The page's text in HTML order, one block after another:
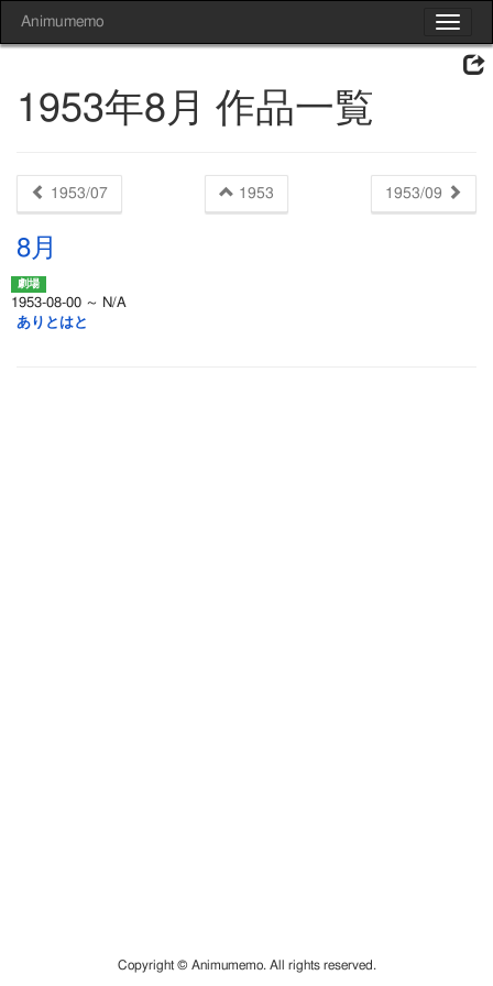
Toggle
Animumemo
1953年8月 作品一覧
1953/07 1953 1953/09
8月
1953-08-00 ～ N/A
ありとはと
Copyright © Animumemo. All rights reserved.